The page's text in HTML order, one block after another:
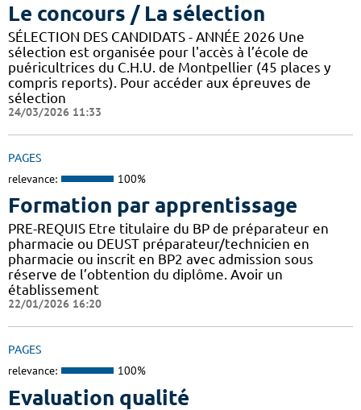
Le concours / La sélection
SÉLECTION DES CANDIDATS - ANNÉE 2026 Une
sélection est organisée pour l'accès à l’école de
puéricultrices du C.H.U. de Montpellier (45 places y
compris reports). Pour accéder aux épreuves de
sélection
24/03/2026 11:33
PAGES
relevance: 100%
Formation par apprentissage
PRE-REQUIS Etre titulaire du BP de préparateur en
pharmacie ou DEUST préparateur/technicien en
pharmacie ou inscrit en BP2 avec admission sous
réserve de l’obtention du diplôme. Avoir un
établissement
22/01/2026 16:20
PAGES
relevance: 100%
Evaluation qualité